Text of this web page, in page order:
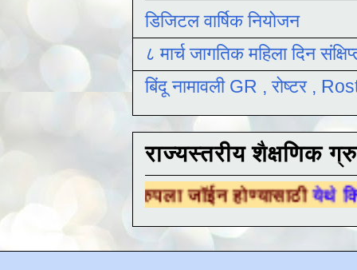
डिजिटल वार्षिक नियोजन
८ मार्च जागतिक महिला दिन
बिंदू नामावली GR , रोष्टर ,
राज्यस्तरीय शैक्षणिक
ग्रुपला जॉईन होण्यासाठीयेथे क्लिक करा .